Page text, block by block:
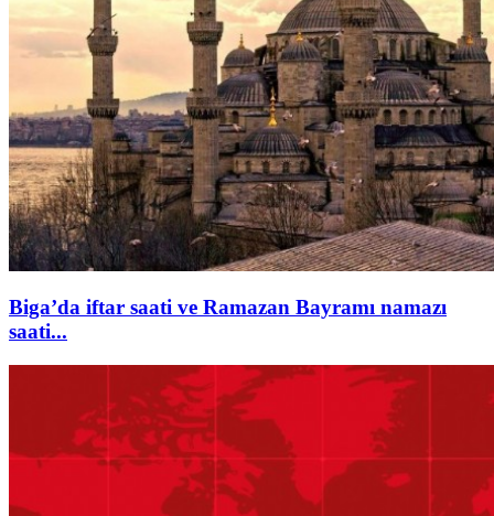
Biga’da iftar saati ve Ramazan Bayramı namazı
saati...